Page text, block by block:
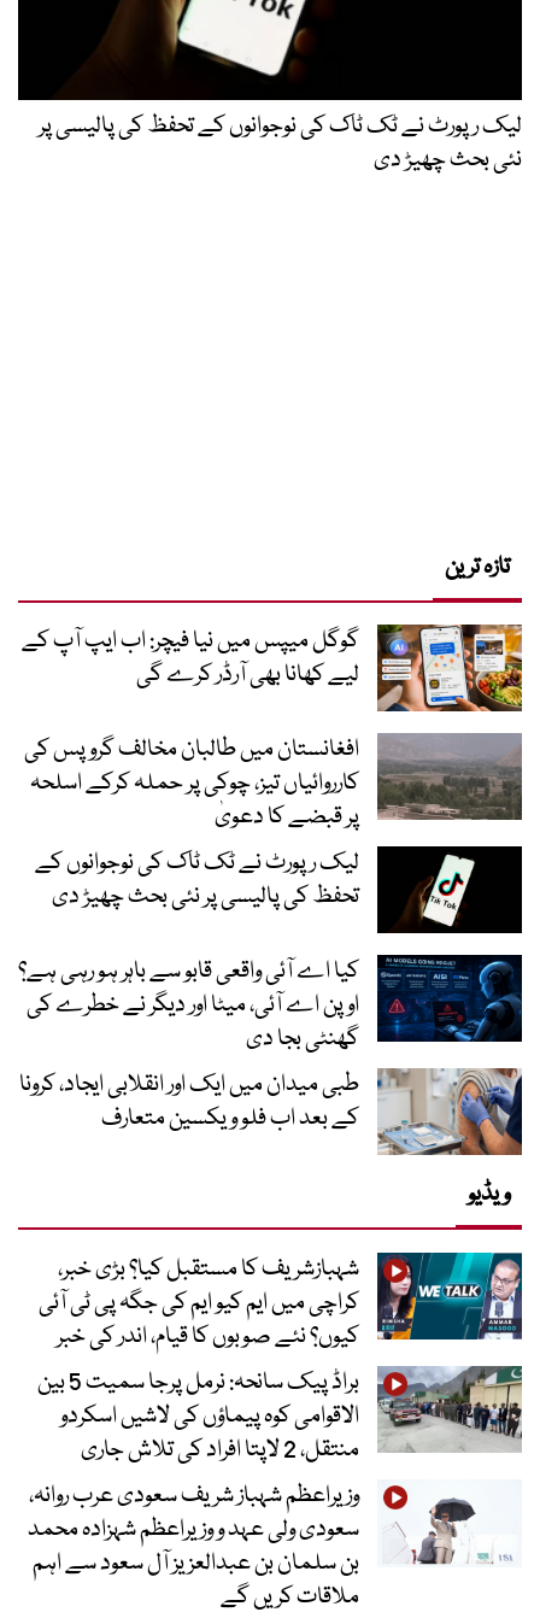
لیک رپورٹ نے ٹک ٹاک کی نوجوانوں کے تحفظ کی پالیسی پر
نئی بحث چھیڑ دی
تازہ ترین
گوگل میپس میں نیا فیچر: اب ایپ آپ کے
لیے کھانا بھی آرڈر کرے گی
افغانستان میں طالبان مخالف گروپس کی
کارروائیاں تیز، چوکی پر حملہ کرکے اسلحہ
پر قبضے کا دعویٰ
لیک رپورٹ نے ٹک ٹاک کی نوجوانوں کے
تحفظ کی پالیسی پر نئی بحث چھیڑ دی
کیا اے آئی واقعی قابو سے باہر ہو رہی ہے؟
اوپن اے آئی، میٹا اور دیگر نے خطرے کی
گھنٹی بجا دی
طبی میدان میں ایک اور انقلابی ایجاد، کرونا
کے بعد اب فلو ویکسین متعارف
ویڈیو
شہبازشریف کا مستقبل کیا؟ بڑی خبر،
کراچی میں ایم کیو ایم کی جگہ پی ٹی آئی
کیوں؟ نئے صوبوں کا قیام، اندر کی خبر
براڈ پیک سانحہ: نرمل پرجا سمیت 5 بین
الاقوامی کوہ پیماؤں کی لاشیں اسکردو
منتقل، 2 لاپتا افراد کی تلاش جاری
وزیراعظم شہباز شریف سعودی عرب روانہ،
سعودی ولی عہد و وزیراعظم شہزادہ محمد
بن سلمان بن عبدالعزیز آل سعود سے اہم
ملاقات کریں گے